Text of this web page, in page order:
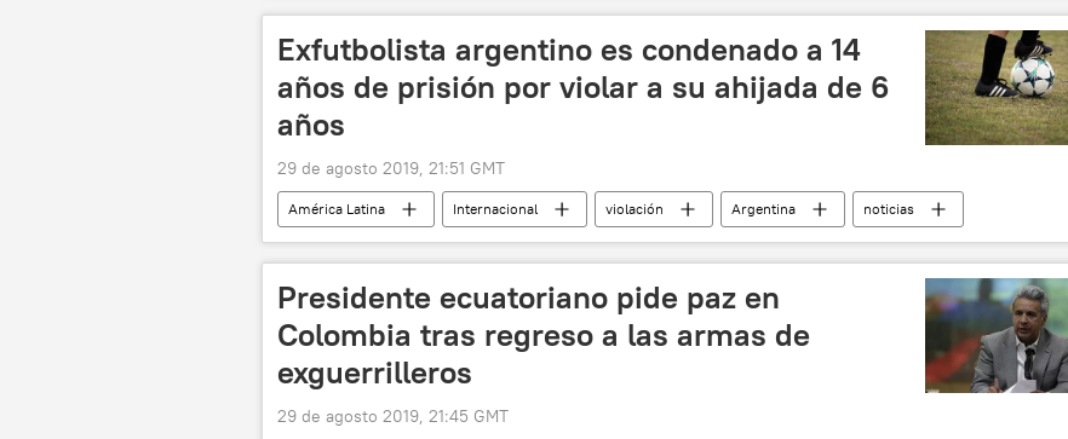
Exfutbolista argentino es condenado a 14
años de prisión por violar a su ahijada de 6
años
29 de agosto 2019, 21:51 GMT
América Latina Internacional violación Argentina noticias
Presidente ecuatoriano pide paz en
Colombia tras regreso a las armas de
exguerrilleros
29 de agosto 2019, 21:45 GMT